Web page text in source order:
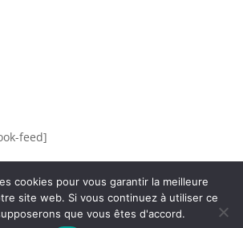
feed]
cookies pour vous garantir la meilleure
site web. Si vous continuez à utiliser ce
que vous êtes d'accord.